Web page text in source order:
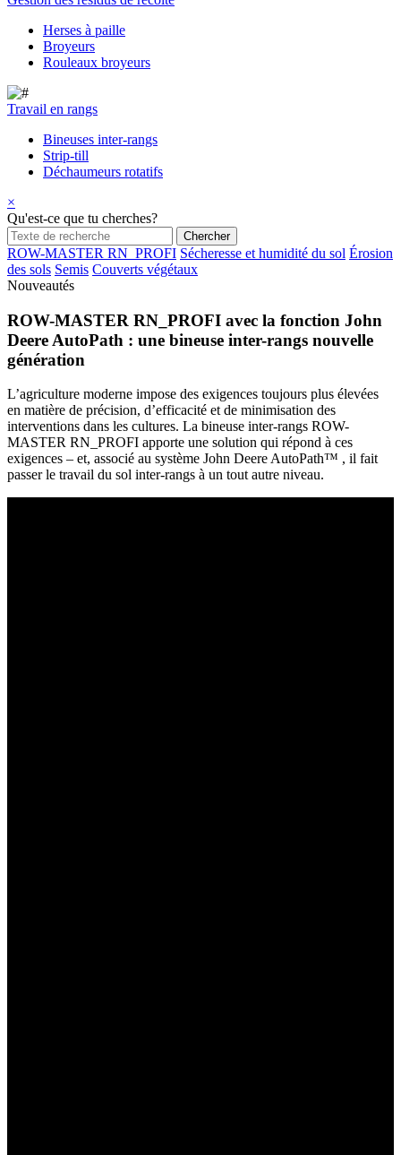
Herses à paille
Broyeurs
Rouleaux broyeurs
Travail en rangs
Bineuses inter-rangs
Strip-till
Déchaumeurs rotatifs
×
Qu'est-ce que tu cherches?
ROW-MASTER RN_PROFI Sécheresse et humidité du sol Érosion
des sols Semis Couverts végétaux
Nouveautés
ROW-MASTER RN_PROFI avec la fonction John
Deere AutoPath : une bineuse inter-rangs nouvelle
génération
L’agriculture moderne impose des exigences toujours plus élevées
en matière de précision, d’efficacité et de minimisation des
interventions dans les cultures. La bineuse inter-rangs ROW-
MASTER RN_PROFI apporte une solution qui répond à ces
exigences – et, associé au système John Deere AutoPath™ , il fait
passer le travail du sol inter-rangs à un tout autre niveau.